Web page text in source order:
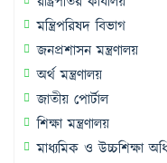
মন্ত্রিপরিষদ বিভাগ
জনপ্রশাসন মন্ত্রণালয়
অর্থ মন্ত্রণালয়
জাতীয় পোর্টাল
শিক্ষা মন্ত্রণালয়
মাধ্যমিক ও উচ্চশিক্ষা